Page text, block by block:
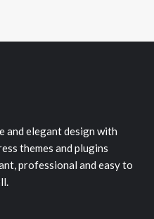
and elegant design with
themes and plugins
professional and easy to